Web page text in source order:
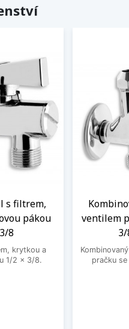
s filtrem,
pákou
8
krytkou a
1/2 x 3/8.
ventilem
pračku